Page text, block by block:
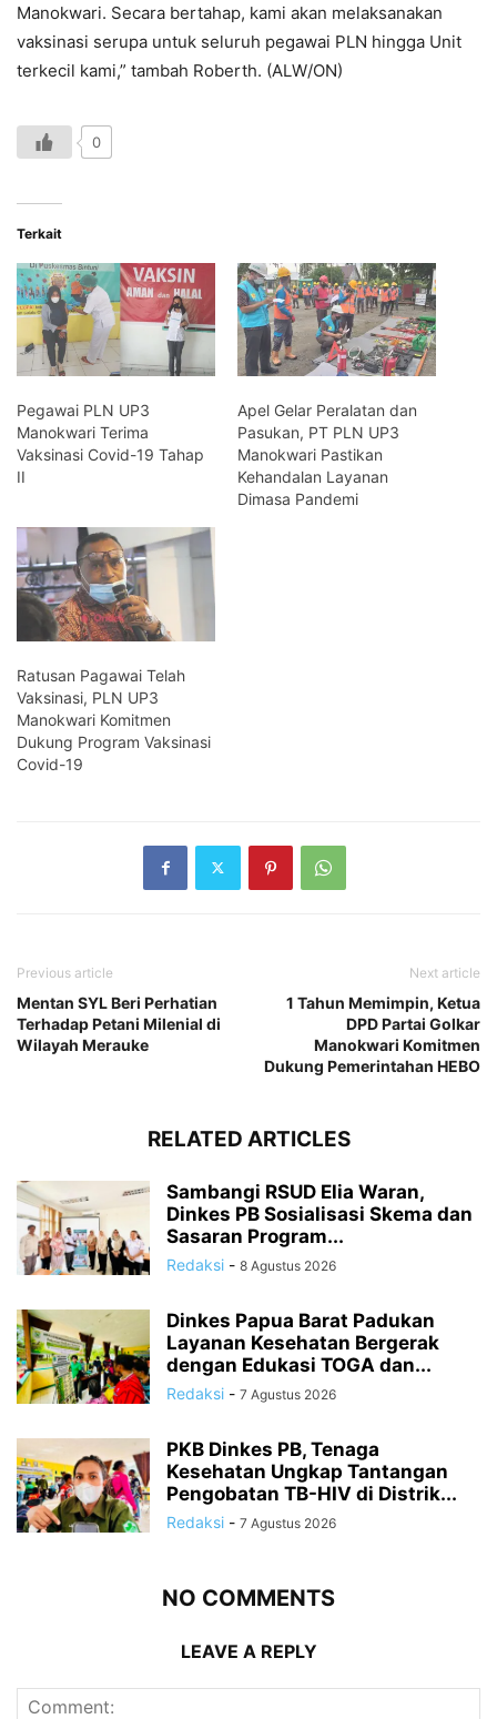
Manokwari. Secara bertahap, kami akan melaksanakan
vaksinasi serupa untuk seluruh pegawai PLN hingga Unit
terkecil kami,” tambah Roberth. (ALW/ON)
0
Terkait
Pegawai PLN UP3
Manokwari Terima
Vaksinasi Covid-19 Tahap
II
Apel Gelar Peralatan dan
Pasukan, PT PLN UP3
Manokwari Pastikan
Kehandalan Layanan
Dimasa Pandemi
Ratusan Pagawai Telah
Vaksinasi, PLN UP3
Manokwari Komitmen
Dukung Program Vaksinasi
Covid-19
Previous article
Mentan SYL Beri Perhatian
Terhadap Petani Milenial di
Wilayah Merauke
Next article
1 Tahun Memimpin, Ketua
DPD Partai Golkar
Manokwari Komitmen
Dukung Pemerintahan HEBO
RELATED ARTICLES
Sambangi RSUD Elia Waran,
Dinkes PB Sosialisasi Skema dan
Sasaran Program...
Redaksi - 8 Agustus 2026
Dinkes Papua Barat Padukan
Layanan Kesehatan Bergerak
dengan Edukasi TOGA dan...
Redaksi - 7 Agustus 2026
PKB Dinkes PB, Tenaga
Kesehatan Ungkap Tantangan
Pengobatan TB-HIV di Distrik...
Redaksi - 7 Agustus 2026
NO COMMENTS
LEAVE A REPLY